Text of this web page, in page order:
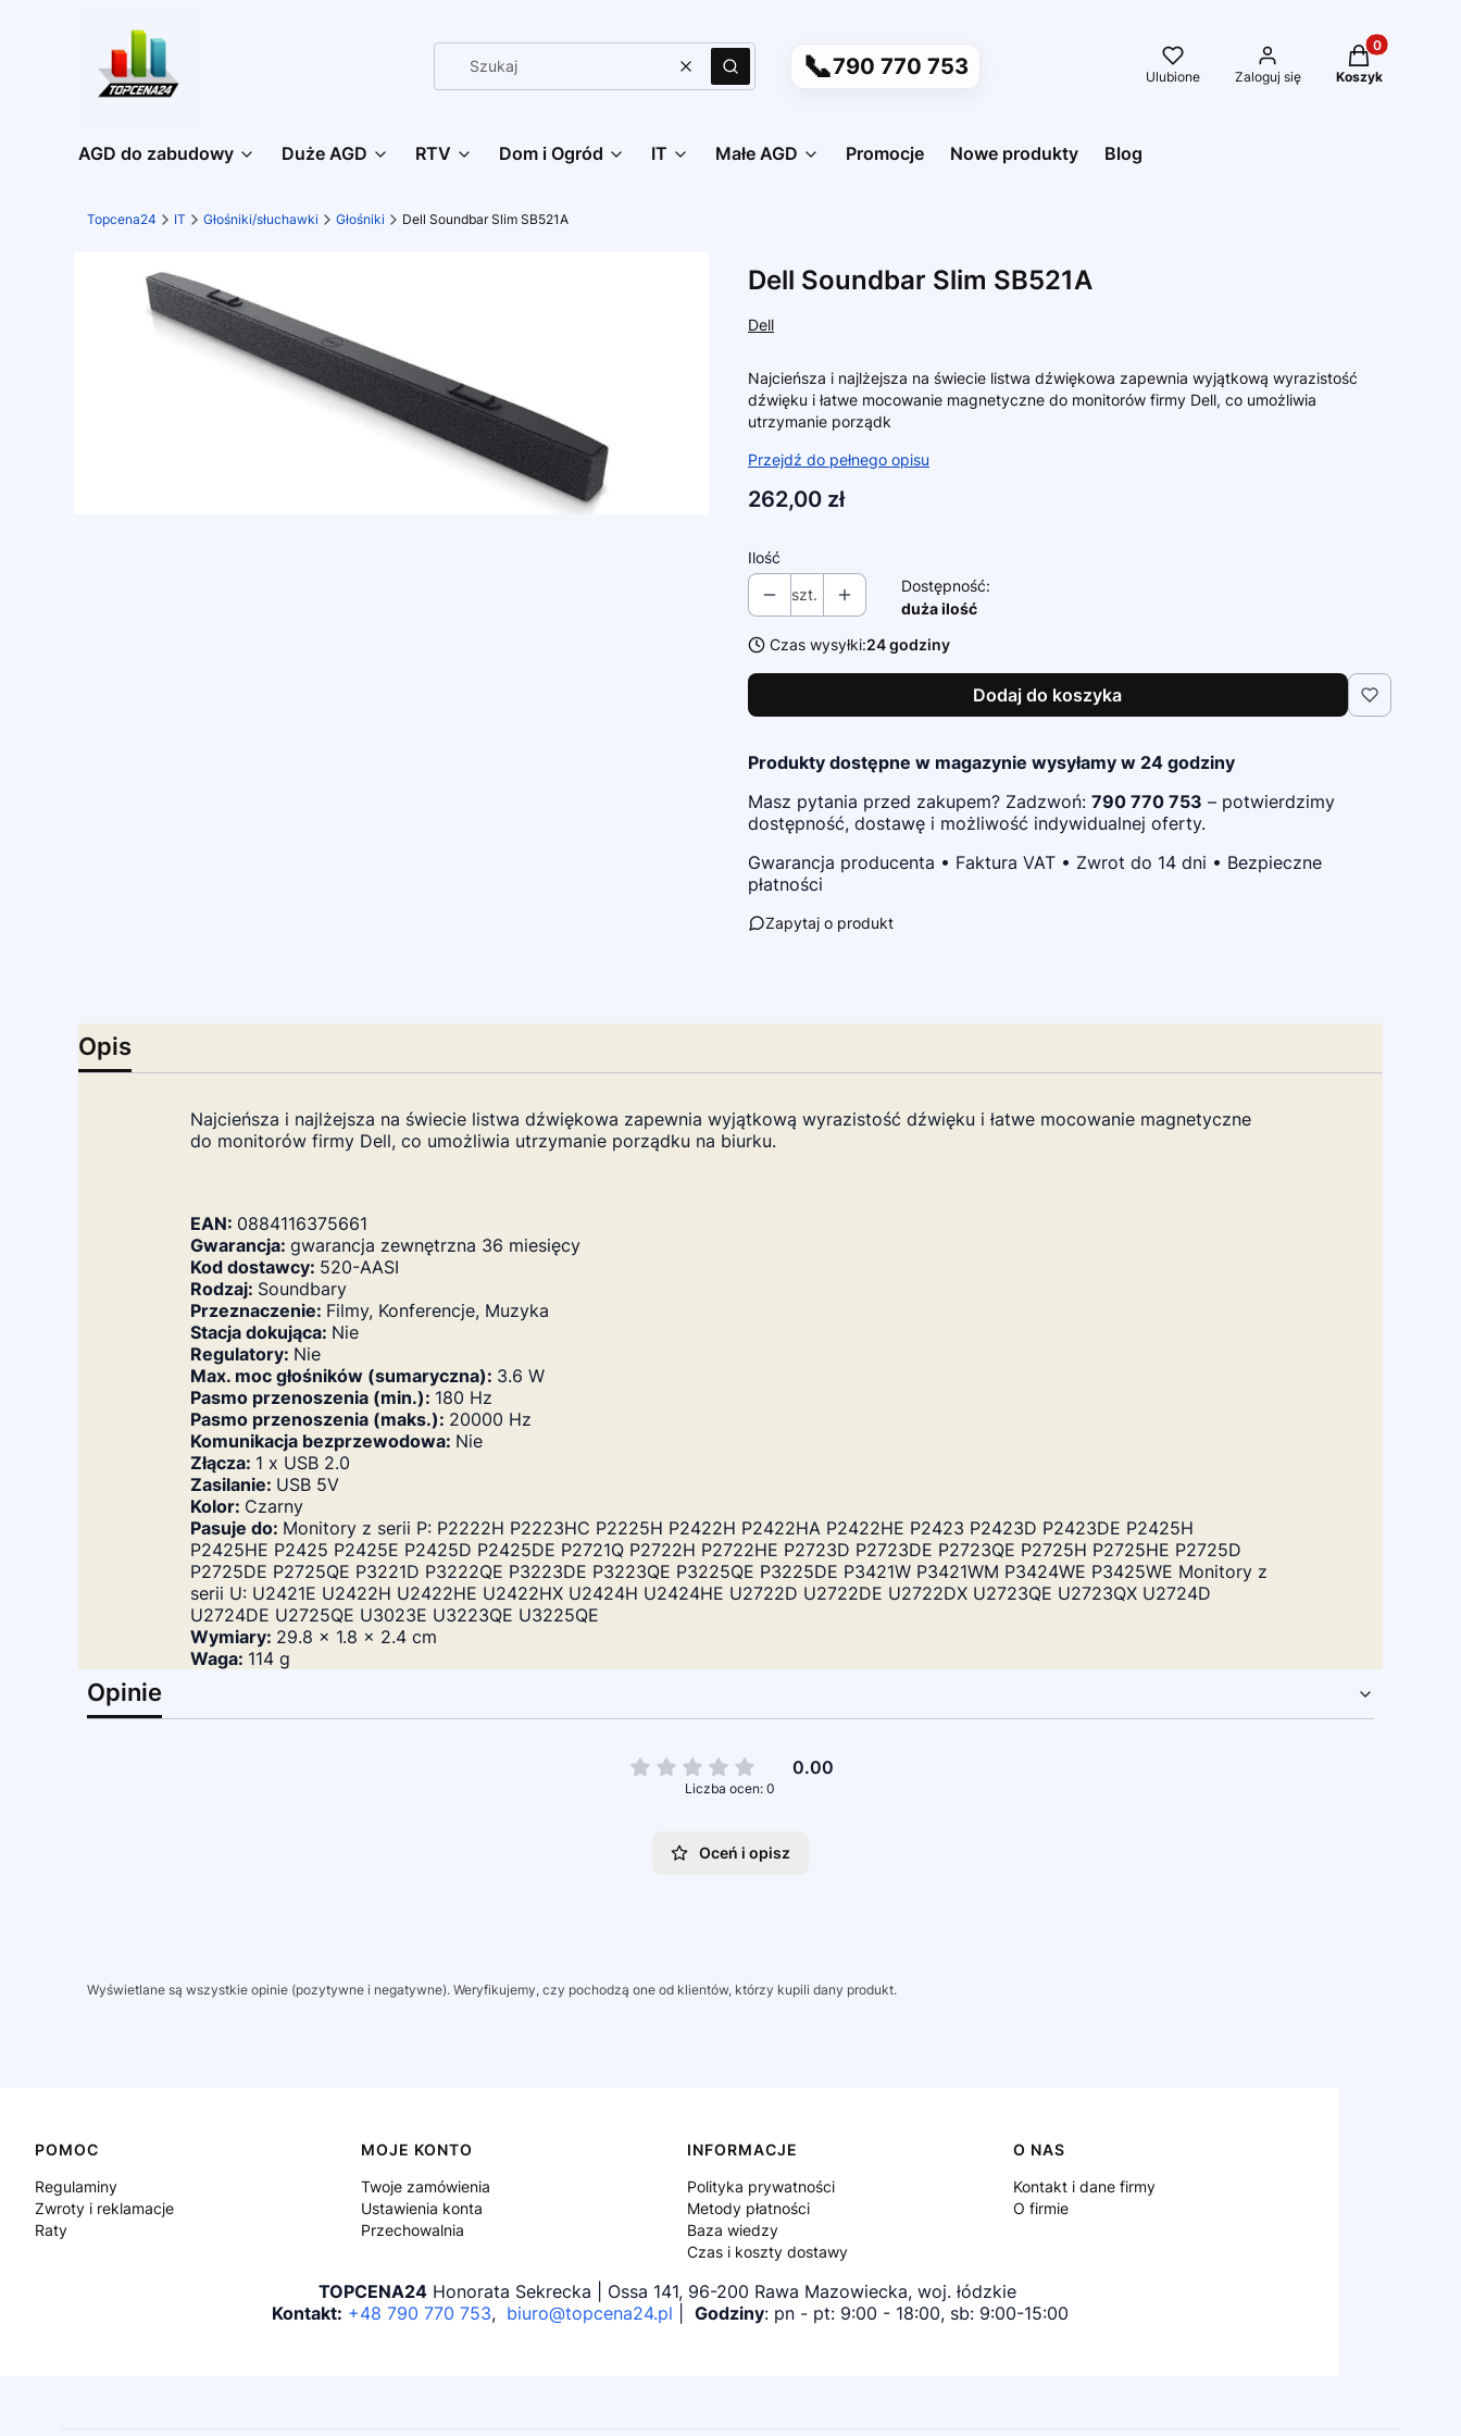
WyczyśćSzukaj 📞790 770 753 Ulubione Zaloguj się
Produkty w
Koszyk
AGD do zabudowy Duże AGD RTV Dom i Ogród IT Małe AGD Promocje Nowe produkty Blog
Topcena24 IT Głośniki/słuchawki Głośniki Dell Soundbar Slim SB521A
Dell Soundbar Slim SB521A
Dell
Najcieńsza i najlżejsza na świecie listwa dźwiękowa zapewnia wyjątkową wyrazistość
dźwięku i łatwe mocowanie magnetyczne do monitorów firmy Dell, co umożliwia
utrzymanie porządk
Przejdź do pełnego opisu
Cena
262,00 zł
Ilość
szt.
Dostępność:
duża ilość
Czas wysyłki:24 godziny
Dodaj do koszyka
Produkty dostępne w magazynie wysyłamy w 24 godziny
Masz pytania przed zakupem? Zadzwoń: 790 770 753 – potwierdzimy
dostępność, dostawę i możliwość indywidualnej oferty.
Gwarancja producenta • Faktura VAT • Zwrot do 14 dni • Bezpieczne
płatności
Zapytaj o produkt
Opis
Najcieńsza i najlżejsza na świecie listwa dźwiękowa zapewnia wyjątkową wyrazistość dźwięku i łatwe mocowanie magnetyczne
do monitorów firmy Dell, co umożliwia utrzymanie porządku na biurku.
EAN: 0884116375661
Gwarancja: gwarancja zewnętrzna 36 miesięcy
Kod dostawcy: 520-AASI
Rodzaj: Soundbary
Przeznaczenie: Filmy, Konferencje, Muzyka
Stacja dokująca: Nie
Regulatory: Nie
Max. moc głośników (sumaryczna): 3.6 W
Pasmo przenoszenia (min.): 180 Hz
Pasmo przenoszenia (maks.): 20000 Hz
Komunikacja bezprzewodowa: Nie
Złącza: 1 x USB 2.0
Zasilanie: USB 5V
Kolor: Czarny
Pasuje do: Monitory z serii P: P2222H P2223HC P2225H P2422H P2422HA P2422HE P2423 P2423D P2423DE P2425H
P2425HE P2425 P2425E P2425D P2425DE P2721Q P2722H P2722HE P2723D P2723DE P2723QE P2725H P2725HE P2725D
P2725DE P2725QE P3221D P3222QE P3223DE P3223QE P3225QE P3225DE P3421W P3421WM P3424WE P3425WE Monitory z
serii U: U2421E U2422H U2422HE U2422HX U2424H U2424HE U2722D U2722DE U2722DX U2723QE U2723QX U2724D
U2724DE U2725QE U3023E U3223QE U3225QE
Wymiary: 29.8 x 1.8 x 2.4 cm
Waga: 114 g
Opinie
0.00
Liczba ocen: 0
Oceń i opisz
Wyświetlane są wszystkie opinie (pozytywne i negatywne). Weryfikujemy, czy pochodzą one od klientów, którzy kupili dany produkt.
Linki w stopce
POMOC
Regulaminy
Zwroty i reklamacje
Raty
MOJE KONTO
Twoje zamówienia
Ustawienia konta
Przechowalnia
INFORMACJE
Polityka prywatności
Metody płatności
Baza wiedzy
Czas i koszty dostawy
O NAS
Kontakt i dane firmy
O firmie
TOPCENA24Honorata Sekrecka | Ossa 141, 96-200 Rawa Mazowiecka, woj. łódzkie
Kontakt: +48 790 770 753, biuro@topcena24.pl Godziny: pn - pt: 9:00 - 18:00, sb: 9:00-15:00